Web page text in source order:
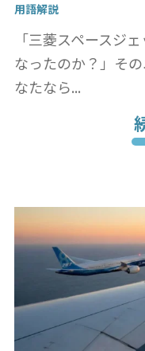
用語解説
「三菱スペースジ
なったのか？」そ
なたなら...